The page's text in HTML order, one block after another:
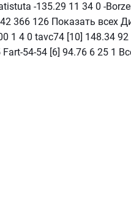
-135.29 11 34 0 -
366 126 Показать всех
1 4 0 tavc74 [10] 148.34
54-54 [6] 94.76 6 25 1